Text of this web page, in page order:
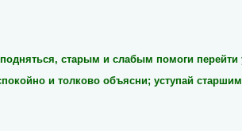
старым и слабым помоги перейти
и толково объясни; уступай